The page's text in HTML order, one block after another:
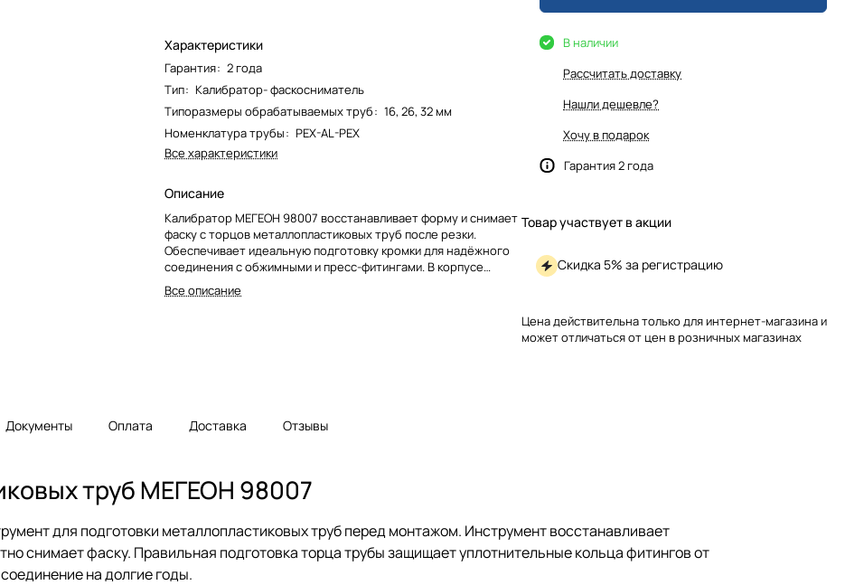
Характеристики
Гарантия: 2 года
Тип: Калибратор- фаскосниматель
Типоразмеры обрабатываемых труб: 16, 26, 32 мм
Номенклатура трубы: PEX-AL-PEX
Все характеристики
Описание
Калибратор МЕГЕОН 98007 восстанавливает форму и снимает
фаску с торцов металлопластиковых труб после резки.
Обеспечивает идеальную подготовку кромки для надёжного
соединения с обжимными и пресс-фитингами. В корпусе
интегрированы три рабочих размера и оцинкованные лезвия.
Все описание
В наличии
Рассчитать доставку
Нашли дешевле?
Хочу в подарок
Гарантия 2 года
Товар участвует в акции
Скидка 5% за регистрацию
Цена действительна только для интернет-магазина и
может отличаться от цен в розничных магазинах
Документы Оплата Доставка Отзывы
труб МЕГЕОН 98007
для подготовки металлопластиковых труб перед монтажом. Инструмент восстанавливает
снимает фаску. Правильная подготовка торца трубы защищает уплотнительные кольца фитингов от
на долгие годы.